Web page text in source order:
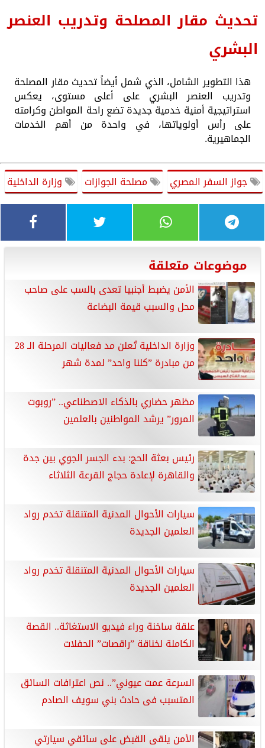
تحديث مقار المصلحة وتدريب العنصر
البشري
هذا التطوير الشامل، الذي شمل أيضاً تحديث مقار المصلحة
وتدريب العنصر البشري على أعلى مستوى، يعكس
استراتيجية أمنية خدمية جديدة تضع راحة المواطن وكرامته
على رأس أولوياتها، في واحدة من أهم الخدمات
الجماهيرية.
جواز السفر المصري مصلحة الجوازات وزارة الداخلية
موضوعات متعلقة
الأمن يضبط أجنبيا تعدى بالسب على صاحب
محل والسبب قيمة البضاعة
وزارة الداخلية تُعلن مد فعاليات المرحلة الـ 28
من مبادرة ”كلنا واحد” لمدة شهر
مظهر حضاري بالذكاء الاصطناعي.. ”روبوت
المرور” يرشد المواطنين بالعلمين
رئيس بعثة الحج: بدء الجسر الجوي بين جدة
والقاهرة لإعادة حجاج القرعة الثلاثاء
سيارات الأحوال المدنية المتنقلة تخدم رواد
العلمين الجديدة
سيارات الأحوال المدنية المتنقلة تخدم رواد
العلمين الجديدة
علقة ساخنة وراء فيديو الاستغاثة.. القصة
الكاملة لخناقة ”راقصات” الحفلات
السرعة عمت عيوني”.. نص اعترافات السائق
المتسبب فى حادث بني سويف الصادم
الأمن يلقى القبض على سائقي سيارتي